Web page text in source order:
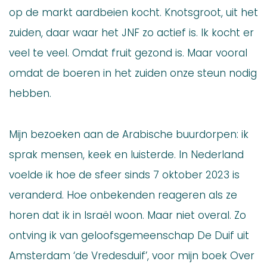
op de markt aardbeien kocht. Knotsgroot, uit het
zuiden, daar waar het JNF zo actief is. Ik kocht er
veel te veel. Omdat fruit gezond is. Maar vooral
omdat de boeren in het zuiden onze steun nodig
hebben.
Mijn bezoeken aan de Arabische buurdorpen: ik
sprak mensen, keek en luisterde. In Nederland
voelde ik hoe de sfeer sinds 7 oktober 2023 is
veranderd. Hoe onbekenden reageren als ze
horen dat ik in Israël woon. Maar niet overal. Zo
ontving ik van geloofsgemeenschap De Duif uit
Amsterdam ‘de Vredesduif’, voor mijn boek Over